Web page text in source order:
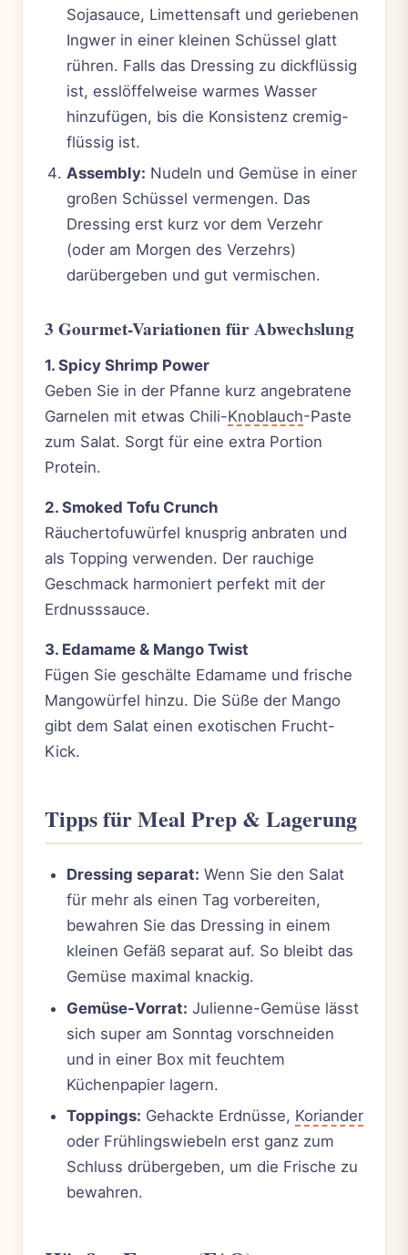
Sojasauce, Limettensaft und geriebenen
Ingwer in einer kleinen Schüssel glatt
rühren. Falls das Dressing zu dickflüssig
ist, esslöffelweise warmes Wasser
hinzufügen, bis die Konsistenz cremig-
flüssig ist.
Assembly: Nudeln und Gemüse in einer
großen Schüssel vermengen. Das
Dressing erst kurz vor dem Verzehr
(oder am Morgen des Verzehrs)
darübergeben und gut vermischen.
3 Gourmet-Variationen für Abwechslung
1. Spicy Shrimp Power
Geben Sie in der Pfanne kurz angebratene
Garnelen mit etwas Chili-Knoblauch-Paste
zum Salat. Sorgt für eine extra Portion
Protein.
2. Smoked Tofu Crunch
Räuchertofuwürfel knusprig anbraten und
als Topping verwenden. Der rauchige
Geschmack harmoniert perfekt mit der
Erdnusssauce.
3. Edamame & Mango Twist
Fügen Sie geschälte Edamame und frische
Mangowürfel hinzu. Die Süße der Mango
gibt dem Salat einen exotischen Frucht-
Kick.
Tipps für Meal Prep & Lagerung
Dressing separat: Wenn Sie den Salat
für mehr als einen Tag vorbereiten,
bewahren Sie das Dressing in einem
kleinen Gefäß separat auf. So bleibt das
Gemüse maximal knackig.
Gemüse-Vorrat: Julienne-Gemüse lässt
sich super am Sonntag vorschneiden
und in einer Box mit feuchtem
Küchenpapier lagern.
Toppings: Gehackte Erdnüsse, Koriander
oder Frühlingswiebeln erst ganz zum
Schluss drübergeben, um die Frische zu
bewahren.